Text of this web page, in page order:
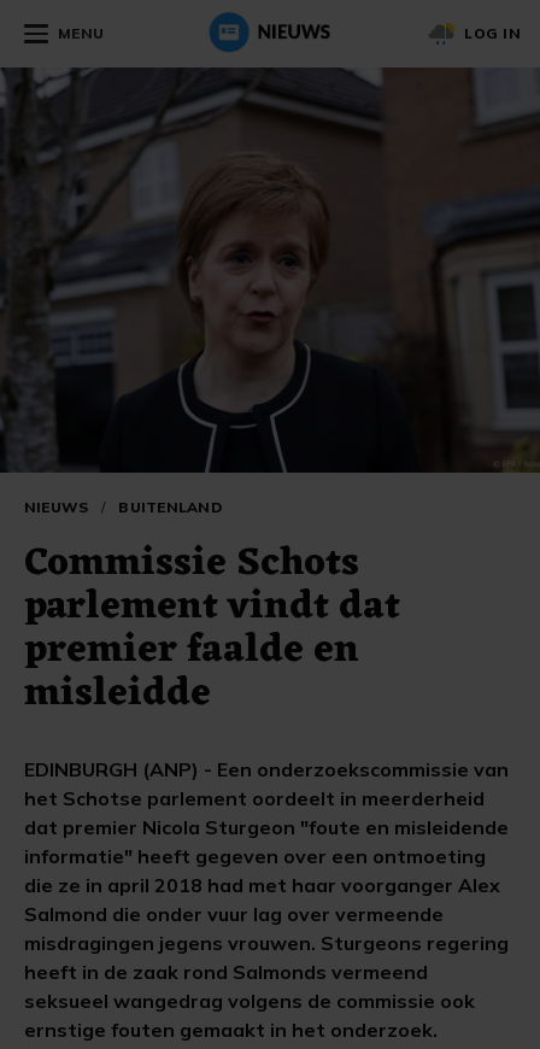
MENU LOG IN
NIEUWS / BUITENLAND
Commissie Schots
parlement vindt dat
premier faalde en
misleidde
EDINBURGH (ANP) - Een onderzoekscommissie van
het Schotse parlement oordeelt in meerderheid
dat premier Nicola Sturgeon "foute en misleidende
informatie" heeft gegeven over een ontmoeting
die ze in april 2018 had met haar voorganger Alex
Salmond die onder vuur lag over vermeende
misdragingen jegens vrouwen. Sturgeons regering
heeft in de zaak rond Salmonds vermeend
seksueel wangedrag volgens de commissie ook
ernstige fouten gemaakt in het onderzoek.